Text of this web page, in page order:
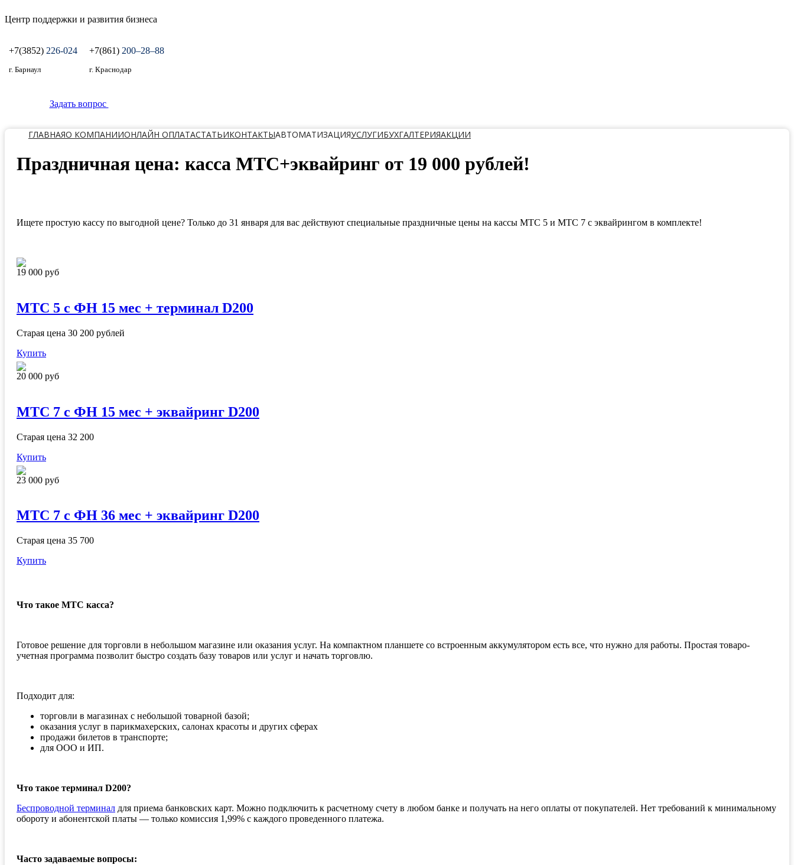
Центр поддержки и развития бизнеса
+7(3852) 226-024
г. Барнаул
+7(861) 200‒28‒88
г. Краснодар
Задать вопрос
ГЛАВНАЯО КОМПАНИИОНЛАЙН ОПЛАТАСТАТЬИКОНТАКТЫАВТОМАТИЗАЦИЯУСЛУГИБУХГАЛТЕРИЯАКЦИИ
Праздничная цена: касса МТС+эквайринг от 19 000 рублей!
Ищете простую кассу по выгодной цене? Только до 31 января для вас действуют специальные праздничные цены на кассы МТС 5 и МТС 7 с эквайрингом в комплекте!
19 000 руб
МТС 5 с ФН 15 мес + терминал D200
Старая цена 30 200 рублей
Купить
20 000 руб
МТС 7 с ФН 15 мес + эквайринг D200
Старая цена 32 200
Купить
23 000 руб
МТС 7 с ФН 36 мес + эквайринг D200
Старая цена 35 700
Купить
Что такое МТС касса?
Готовое решение для торговли в небольшом магазине или оказания услуг. На компактном планшете со встроенным аккумулятором есть все, что нужно для работы. Простая товаро-
учетная программа позволит быстро создать базу товаров или услуг и начать торговлю.
Подходит для:
торговли в магазинах с небольшой товарной базой;
оказания услуг в парикмахерских, салонах красоты и других сферах
продажи билетов в транспорте;
для ООО и ИП.
Что такое терминал D200?
Беспроводной терминал для приема банковских карт. Можно подключить к расчетному счету в любом банке и получать на него оплаты от покупателей. Нет требований к минимальному
обороту и абонентской платы — только комиссия 1,99% с каждого проведенного платежа.
Часто задаваемые вопросы: